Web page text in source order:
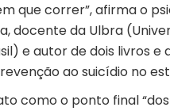
que correr”, afirma o
docente da Ulbra
e autor de dois livros e
ao suicídio no
como o ponto final “dos